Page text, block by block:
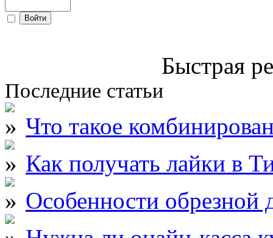
Быстрая
Последние статьи
Что такое
Как получать лайки в
Особенности обрезной